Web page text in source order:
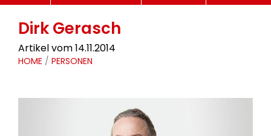
Dirk Gerasch
Artikel vom 14.11.2014
HOME / PERSONEN